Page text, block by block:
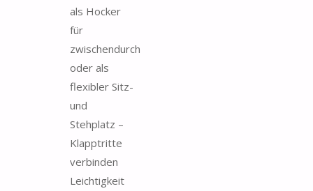
als Hocker
für
zwischendurch
oder als
flexibler Sitz-
und
Stehplatz –
Klapptritte
verbinden
Leichtigkeit